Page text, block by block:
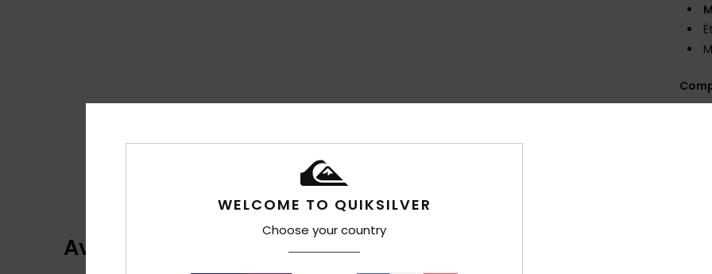
Avis clients
WELCOME TO QUIKSILVER
Choose your country